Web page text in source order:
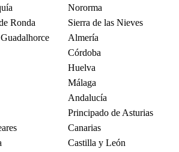
Nororma
Ronda
Sierra de las Nieves
Almería
Córdoba
Huelva
Málaga
Andalucía
Principado de Asturias
Canarias
Castilla y León